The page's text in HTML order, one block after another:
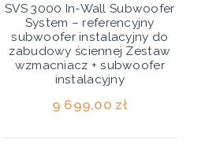
SVS 3000 In-Wall Subwoofer
System – referencyjny
subwoofer instalacyjny do
zabudowy ściennej Zestaw
wzmacniacz + subwoofer
instalacyjny
9 699,00 zł